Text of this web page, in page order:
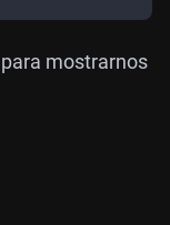
mostrarnos